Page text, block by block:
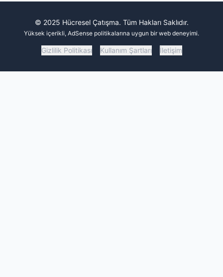
© 2025 Hücresel Çatışma. Tüm Hakları Saklıdır.
Yüksek içerikli, AdSense politikalarına uygun bir web deneyimi.
Gizlilik Politikası Kullanım Şartları İletişim